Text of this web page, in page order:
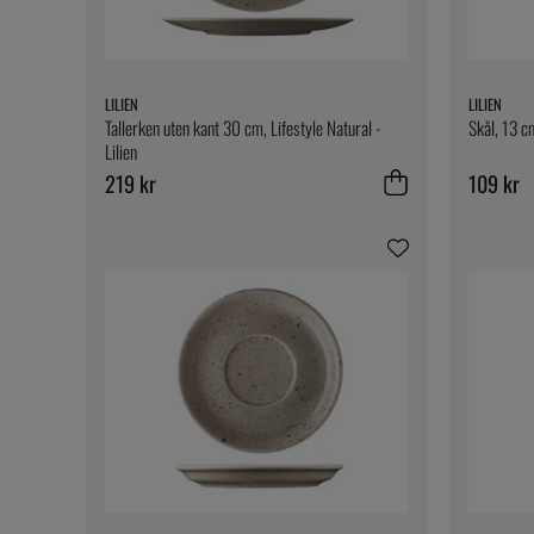
LILIEN
Tallerken uten kant 30 cm, Lifestyle Natural -
Lilien
219 kr
LILIEN
Skål, 13
109 kr